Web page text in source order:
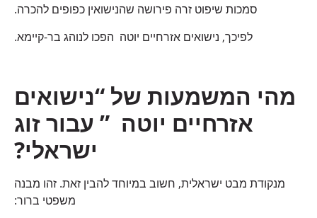
סמכות שיפוט זרה פירושה שהנישואין כפופים להכרה.
לפיכך, נישואים אזרחיים יוטה הפכו לנוהג בר-קיימא.
מהי המשמעות של “נישואים
אזרחיים יוטה ” עבור זוג
ישראלי?
מנקודת מבט ישראלית, חשוב במיוחד להבין זאת. זהו מבנה
משפטי ברור: